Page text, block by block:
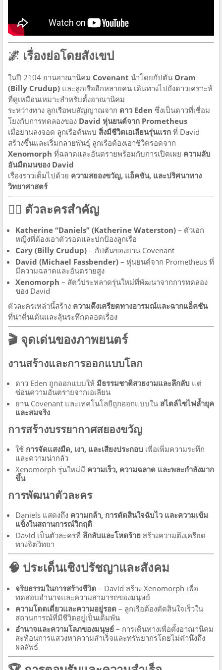
🌌 เรื่องย่อโดยสังเขป
ในปี 2104 ยานอาณานิคม Covenant นำโดยกัปตัน Oram
(Billy Crudup) และลูกเรืออีกหลายคน เดินทางไปยังดาวเคราะห์
ที่ดูเหมือนเหมาะสำหรับตั้งอาณานิคม
ระหว่างทาง ลูกเรือพบสัญญาณจาก ดาว Eden ซึ่งเป็นดาวที่เชื่อม
โยงกับการทดลองของ David หุ่นยนต์จาก Prometheus
เมื่อยานลงจอด ลูกเรือค้นพบ สิ่งมีชีวิตเอเลียนรุ่นแรก ที่ David
สร้างขึ้นและเริ่มกลายพันธุ์ ลูกเรือต้องเอาชีวิตรอดจาก
Xenomorph ที่ฉลาดและอันตรายพร้อมกับการเปิดเผย ความลับ
อันมืดมนของ David
เรื่องราวเต็มไปด้วย ความสยองขวัญ, แอ็คชัน, และปริศนาทาง
วิทยาศาสตร์
🧟‍♂️ ตัวละครสำคัญ
Katherine “Daniels” (Katherine Waterston) – ตัวเอก
หญิงที่ต้องเอาตัวรอดและปกป้องลูกเรือ
Cary (Billy Crudup) – กัปตันของยาน Covenant
David (Michael Fassbender) – หุ่นยนต์จาก Prometheus ที่
มีความฉลาดและอันตรายสูง
Xenomorph – สัตว์ประหลาดรุ่นใหม่ที่พัฒนาจากการทดลอง
ของ David
ตัวละครเหล่านี้สร้าง ความตึงเครียดทางอารมณ์และฉากแอ็คชัน
ที่น่าตื่นเต้นและลุ้นระทึกตลอดเรื่อง
🎬 จุดเด่นของภาพยนตร์
งานสร้างและการออกแบบโลก
ดาว Eden ถูกออกแบบให้ มีธรรมชาติสวยงามและลึกลับ แต่
ซ่อนความอันตรายจากเอเลียน
ยาน Covenant และเทคโนโลยีถูกออกแบบใน สไตล์ไซไฟล้ำยุค
และสมจริง
การสร้างบรรยากาศสยองขวัญ
ใช้ การจัดแสงมืด, เงา, และเสียงประกอบ เพื่อเพิ่มความระทึก
และความน่ากลัว
Xenomorph รุ่นใหม่มี ความเร็ว, ความฉลาด และพละกำลังมาก
ขึ้น
การพัฒนาตัวละคร
Daniels แสดงถึง ความกล้า, การตัดสินใจฉับไว และความเข้ม
แข็งในสถานการณ์วิกฤติ
David เป็นตัวละครที่ ลึกลับและโหดร้าย สร้างความตึงเครียด
ทางจิตวิทยา
🧠 ประเด็นเชิงปรัชญาและสังคม
จริยธรรมในการสร้างชีวิต – David สร้าง Xenomorph เพื่อ
ทดสอบอำนาจและความสามารถของมนุษย์
ความโดดเดี่ยวและความอยู่รอด – ลูกเรือต้องตัดสินใจเร็วใน
สถานการณ์ที่มีชีวิตอยู่เป็นเดิมพัน
อำนาจและความโลภของมนุษย์ – การเดินทางเพื่อตั้งอาณานิคม
สะท้อนการแสวงหาความสำเร็จและทรัพยากรโดยไม่คำนึงถึง
ผลลัพธ์